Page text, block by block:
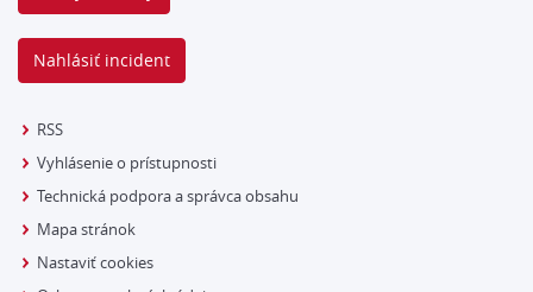
Nahlásiť incident
RSS
Vyhlásenie o prístupnosti
Technická podpora a správca obsahu
Mapa stránok
Nastaviť cookies